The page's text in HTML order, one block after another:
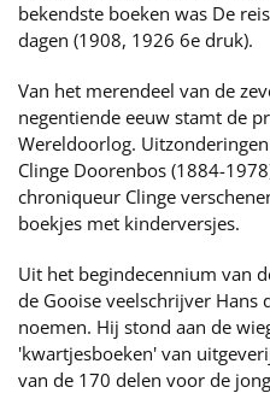
bekendste boeken was De
dagen (1908, 1926 6e druk).
Van het merendeel van de
negentiende eeuw stamt de
Wereldoorlog.
Clinge Doorenbos (1884-
chroniqueur Clinge
boekjes met kinderversjes.
Uit het begindecennium van
de Gooise veelschrijver Hans
noemen. Hij stond aan de
'kwartjesboeken' van
van de 170 delen voor de